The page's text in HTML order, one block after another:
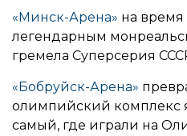
«Минск-Арена» на время
легендарным
гремела Суперсерия
«Бобруйск-Арена»
олимпийский комплекс
самый, где играли на